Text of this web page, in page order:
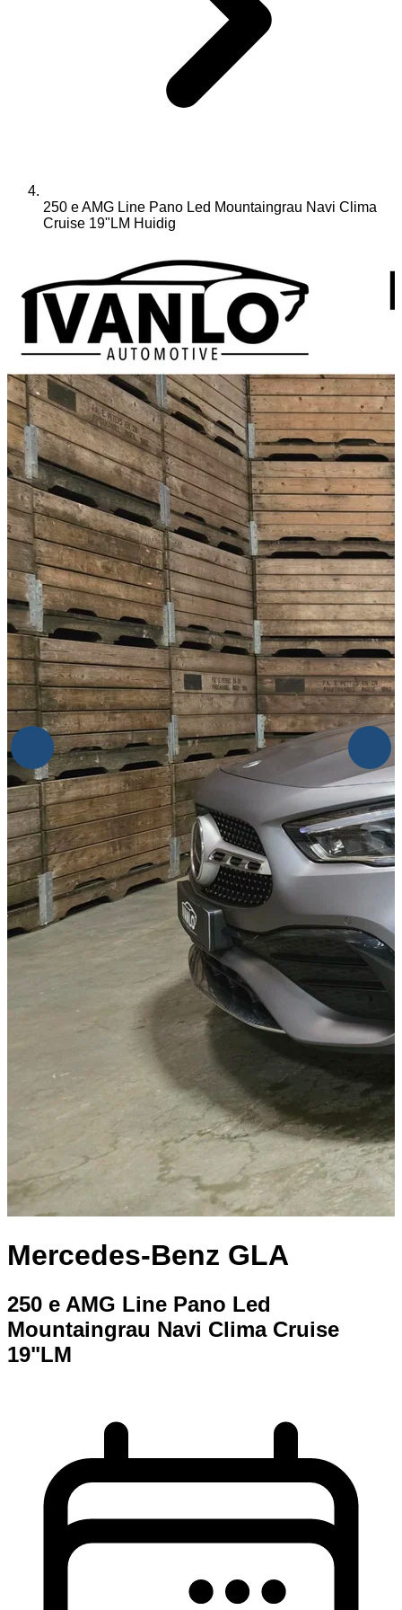
250 e AMG Line Pano Led Mountaingrau Navi Clima
Cruise 19"LM Huidig
Mercedes-Benz GLA
250 e AMG Line Pano Led
Mountaingrau Navi Clima Cruise
19"LM